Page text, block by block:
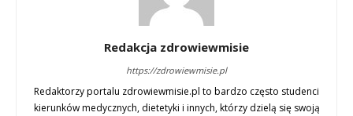
Redakcja zdrowiewmisie
https://zdrowiewmisie.pl
Redaktorzy portalu zdrowiewmisie.pl to bardzo często studenci
kierunków medycznych, dietetyki i innych, którzy dzielą się swoją